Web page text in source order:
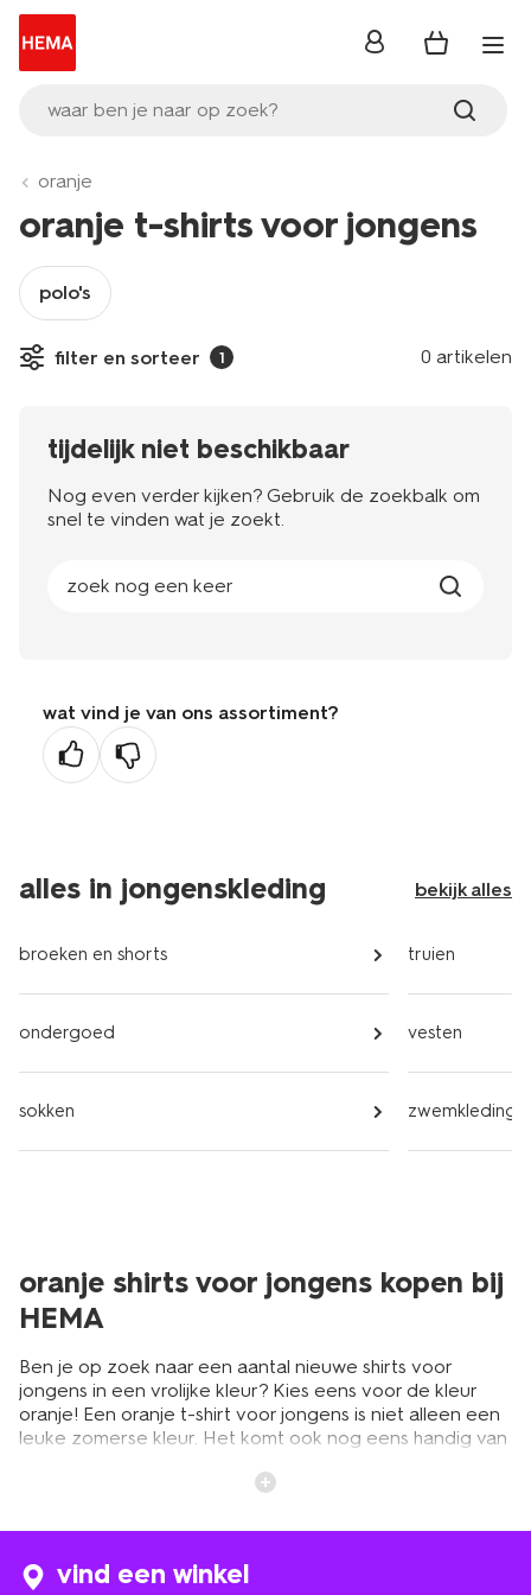
waar ben je naar op zoek?
inloggen
oranje
oranje t-shirts voor jongens
polo's
filter en sorteer 1 0 artikelen
tijdelijk niet beschikbaar
Nog even verder kijken? Gebruik de zoekbalk om
snel te vinden wat je zoekt.
zoek nog een keer
wat vind je van ons assortiment?
alles in jongenskleding bekijk alles
broeken en shorts
ondergoed
sokken
truien
vesten
zwemkleding
oranje shirts voor jongens kopen bij
HEMA
Ben je op zoek naar een aantal nieuwe shirts voor
jongens in een vrolijke kleur? Kies eens voor de kleur
oranje! Een oranje t-shirt voor jongens is niet alleen een
leuke zomerse kleur. Het komt ook nog eens handig van
Koningsdag, het WK, het EK of de Olympische Spelen. Bij
deze kleur. Van effen oranje shirts tot t-shirts en polo’s
vind een winkel